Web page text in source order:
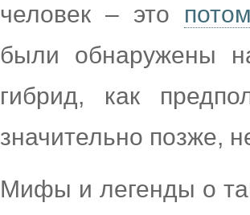
человек – это
были обнаружены
гибрид, как
значительно позже,
Мифы и легенды о